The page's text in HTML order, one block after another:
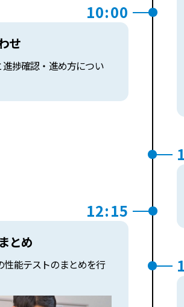
10:00
せ
進捗確認・進め方につい
12:15
とめ
性能テストのまとめを行